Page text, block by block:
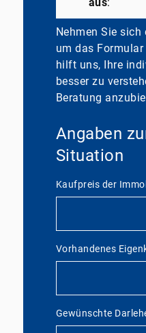
aus:
Nehmen Sie
um das
hilft uns, Ihre
besser zu
Beratung
Angaben
Situation
Kaufpreis der
Vorhandenes
Gewünschte